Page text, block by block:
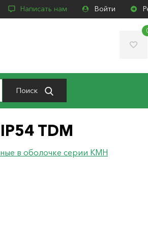
Написать нам Войти
Поиск
TDM
в оболочке серии КМН